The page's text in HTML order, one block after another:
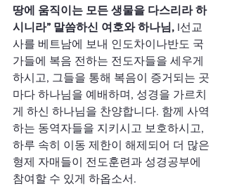
땅에 움직이는 모든 생물을 다스리라 하
시니라” 말씀하신 여호와 하나님, I선교
사를 베트남에 보내 인도차이나반도 국
가들에 복음 전하는 전도자들을 세우게
하시고, 그들을 통해 복음이 증거되는 곳
마다 하나님을 예배하며, 성경을 가르치
게 하신 하나님을 찬양합니다. 함께 사역
하는 동역자들을 지키시고 보호하시고,
하루 속히 이동 제한이 해제되어 더 많은
형제 자매들이 전도훈련과 성경공부에
참여할 수 있게 하옵소서.